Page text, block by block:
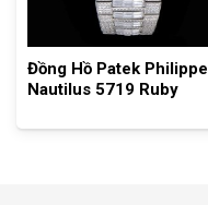
Đồng Hồ Patek Philippe
Nautilus 5719 Ruby